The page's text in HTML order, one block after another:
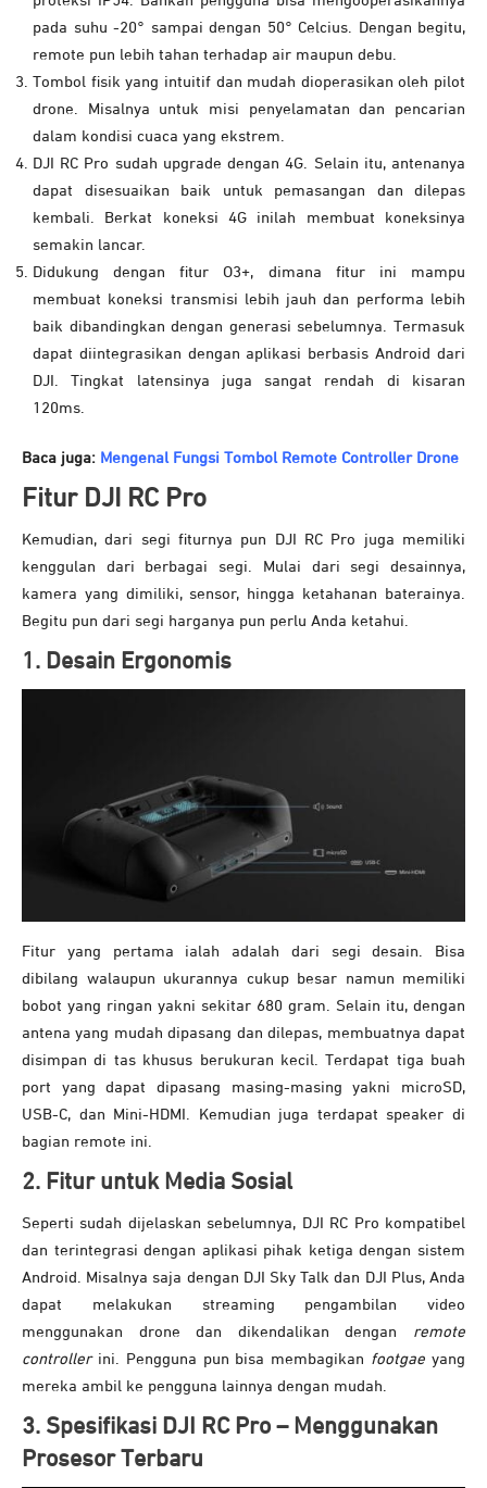
pada suhu -20° sampai dengan 50° Celcius. Dengan begitu,
remote pun lebih tahan terhadap air maupun debu.
Tombol fisik yang intuitif dan mudah dioperasikan oleh pilot
drone. Misalnya untuk misi penyelamatan dan pencarian
dalam kondisi cuaca yang ekstrem.
DJI RC Pro sudah upgrade dengan 4G. Selain itu, antenanya
dapat disesuaikan baik untuk pemasangan dan dilepas
kembali. Berkat koneksi 4G inilah membuat koneksinya
semakin lancar.
Didukung dengan fitur O3+, dimana fitur ini mampu
membuat koneksi transmisi lebih jauh dan performa lebih
baik dibandingkan dengan generasi sebelumnya. Termasuk
dapat diintegrasikan dengan aplikasi berbasis Android dari
DJI. Tingkat latensinya juga sangat rendah di kisaran
120ms.
Baca juga: Mengenal Fungsi Tombol Remote Controller Drone
Fitur DJI RC Pro
Kemudian, dari segi fiturnya pun DJI RC Pro juga memiliki
kenggulan dari berbagai segi. Mulai dari segi desainnya,
kamera yang dimiliki, sensor, hingga ketahanan baterainya.
Begitu pun dari segi harganya pun perlu Anda ketahui.
1. Desain Ergonomis
Fitur yang pertama ialah adalah dari segi desain. Bisa
dibilang walaupun ukurannya cukup besar namun memiliki
bobot yang ringan yakni sekitar 680 gram. Selain itu, dengan
antena yang mudah dipasang dan dilepas, membuatnya dapat
disimpan di tas khusus berukuran kecil. Terdapat tiga buah
port yang dapat dipasang masing-masing yakni microSD,
USB-C, dan Mini-HDMI. Kemudian juga terdapat speaker di
bagian remote ini.
2. Fitur untuk Media Sosial
Seperti sudah dijelaskan sebelumnya, DJI RC Pro kompatibel
dan terintegrasi dengan aplikasi pihak ketiga dengan sistem
Android. Misalnya saja dengan DJI Sky Talk dan DJI Plus, Anda
dapat melakukan streaming pengambilan video
menggunakan drone dan dikendalikan dengan remote
controllerini. Pengguna pun bisa membagikan footgae yang
mereka ambil ke pengguna lainnya dengan mudah.
3. Spesifikasi DJI RC Pro – Menggunakan
Prosesor Terbaru